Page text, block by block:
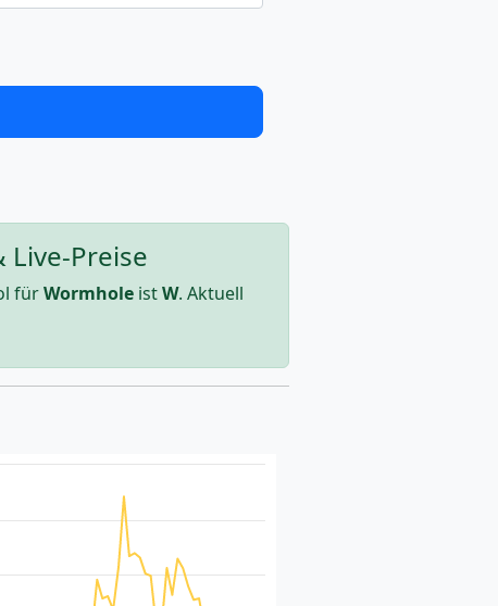
Live-Preise
fürWormhole istW. Aktuell